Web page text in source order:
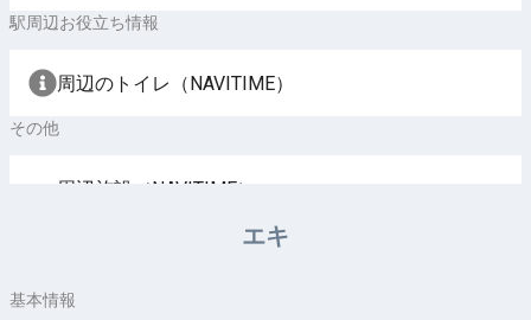
駅周辺お役立ち情報
周辺のトイレ（NAVITIME）
その他
周辺施設（NAVITIME）
エキ
基本情報